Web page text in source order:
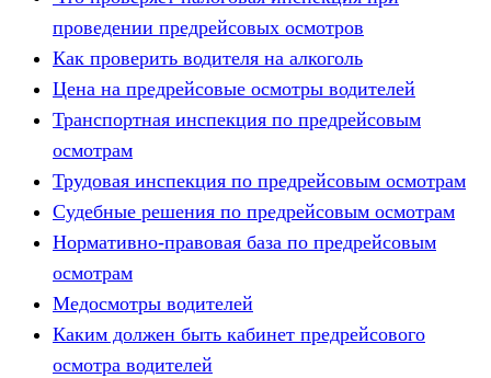
проведении предрейсовых осмотров
Как проверить водителя на алкоголь
Цена на предрейсовые осмотры водителей
Транспортная инспекция по предрейсовым
осмотрам
Трудовая инспекция по предрейсовым осмотрам
Судебные решения по предрейсовым осмотрам
Нормативно-правовая база по предрейсовым
осмотрам
Медосмотры водителей
Каким должен быть кабинет предрейсового
осмотра водителей